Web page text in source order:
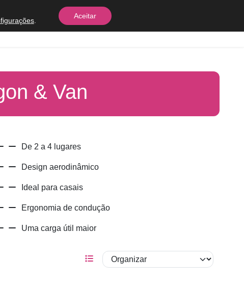
Equipes
& Van
De 2 a 4 lugares
Design aerodinâmico
Ideal para casais
Ergonomia de condução
Uma carga útil maior
.
Aceitar